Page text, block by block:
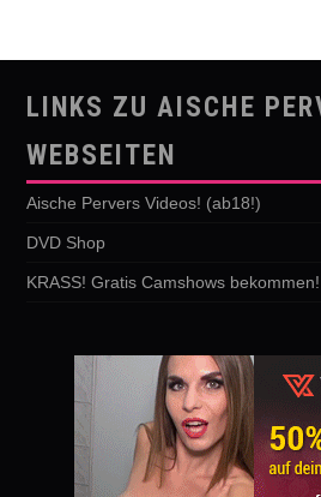
LINKS ZU AISCHE
WEBSEITEN
Aische Pervers Videos! (ab18!)
DVD Shop
KRASS! Gratis Camshows bekommen!